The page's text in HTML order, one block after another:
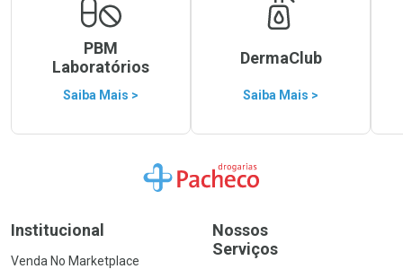
PBM
Laboratórios
Saiba Mais >
DermaClub
Saiba Mais >
Ir para a Home
Institucional
Venda No Marketplace
Nossos
Serviços